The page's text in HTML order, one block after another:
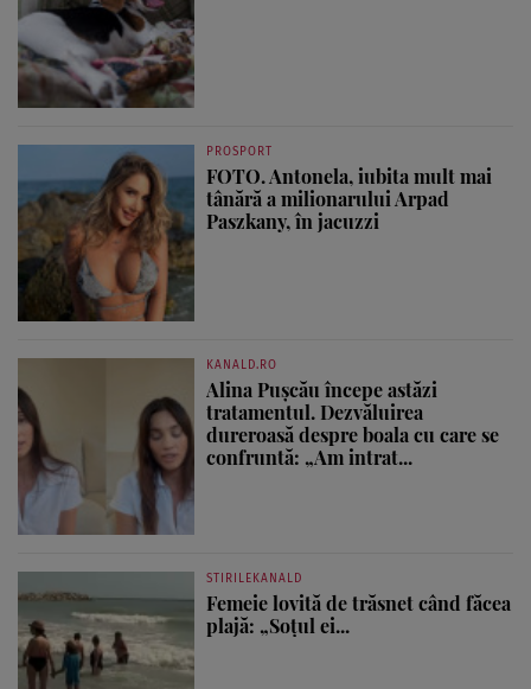
PROSPORT
FOTO. Antonela, iubita mult mai
tânără a milionarului Arpad
Paszkany, în jacuzzi
KANALD.RO
Alina Pușcău începe astăzi
tratamentul. Dezvăluirea
dureroasă despre boala cu care se
confruntă: „Am intrat...
STIRILEKANALD
Femeie lovită de trăsnet când făcea
plajă: „Soțul ei...